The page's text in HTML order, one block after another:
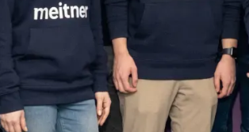
Joel Almqvist (grundare av
(Dustin-familjen).
är nu Sveriges snabbast
en pappa som har arbetat inom